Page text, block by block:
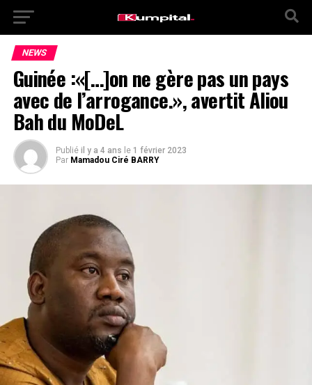
NEWS
Guinée :«[…]on ne gère pas un pays
avec de l’arrogance.», avertit Aliou
Bah du MoDeL
Publié il y a 4 ans le 1 février 2023
Par Mamadou Ciré BARRY